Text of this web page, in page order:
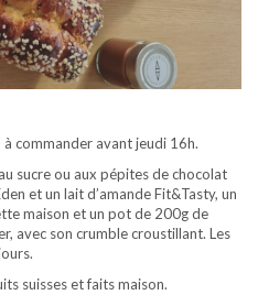
à commander avant jeudi 16h.
sucre ou aux pépites de chocolat
et un lait d’amande Fit&Tasty, un
maison et un pot de 200g de
avec son crumble croustillant. Les
suisses et faits maison.